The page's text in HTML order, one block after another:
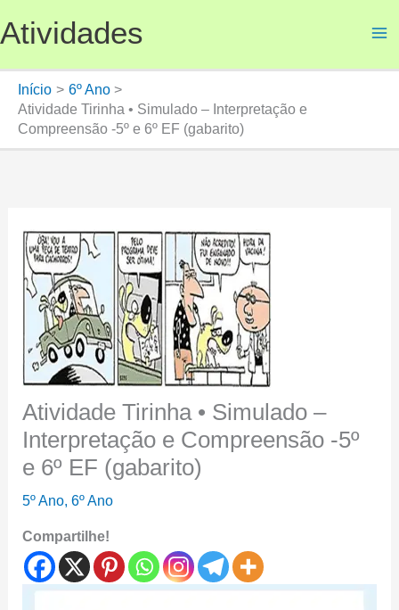
para
conteúdo
Atividades
Início
6º Ano
Atividade Tirinha • Simulado – Interpretação e
Compreensão -5º e 6º EF (gabarito)
Atividade Tirinha • Simulado –
Interpretação e Compreensão -5º
e 6º EF (gabarito)
5º Ano, 6º Ano
Compartilhe!